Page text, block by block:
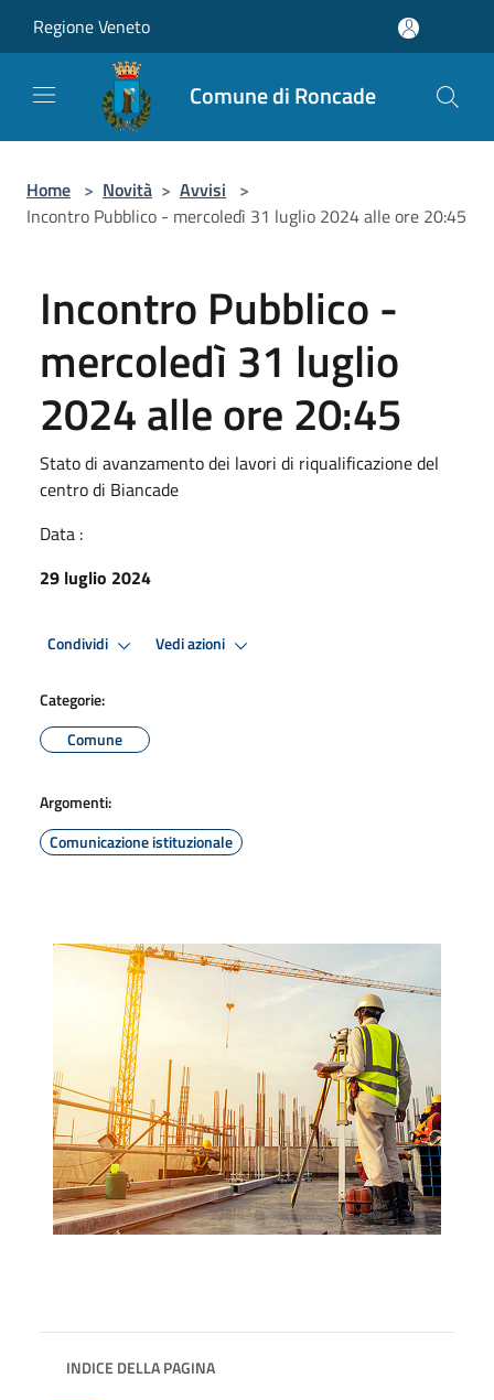
Regione Veneto
Comune di Roncade
Home > Novità > Avvisi >
Incontro Pubblico - mercoledì 31 luglio 2024 alle ore 20:45
Incontro Pubblico -
mercoledì 31 luglio
2024 alle ore 20:45
Stato di avanzamento dei lavori di riqualificazione del
centro di Biancade
Data :
29 luglio 2024
Condividi Vedi azioni
Categorie:
Comune
Argomenti:
Comunicazione istituzionale
INDICE DELLA PAGINA